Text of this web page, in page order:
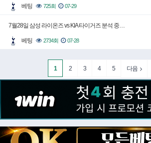
베팅 725회 07-29
7월28일 삼성 라이온즈 vs KIA 타이거즈 분석 중…
베팅 2734회 07-28
1 2 3 4 5 다음